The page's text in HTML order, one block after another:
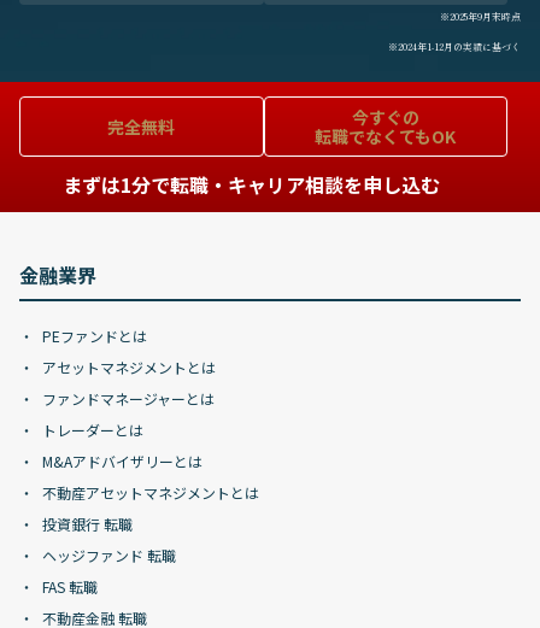
※2025年9月末時点
※2024年1-12月の実績に基づく
完全無料
今すぐの
転職でなくてもOK
まずは1分で転職・キャリア相談を申し込む
金融業界
PEファンドとは
アセットマネジメントとは
ファンドマネージャーとは
トレーダーとは
M&Aアドバイザリーとは
不動産アセットマネジメントとは
投資銀行 転職
ヘッジファンド 転職
FAS 転職
不動産金融 転職